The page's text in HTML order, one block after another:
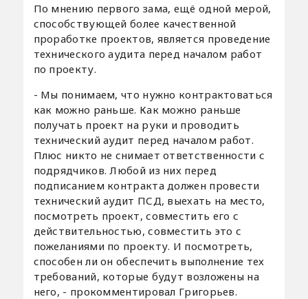
По мнению первого зама, ещё одной мерой,
способствующей более качественной
проработке проектов, является проведение
технического аудита перед началом работ
по проекту.
- Мы понимаем, что нужно контрактоваться
как можно раньше. Как можно раньше
получать проект на руки и проводить
технический аудит перед началом работ.
Плюс никто не снимает ответственности с
подрядчиков. Любой из них перед
подписанием контракта должен провести
технический аудит ПСД, выехать на место,
посмотреть проект, совместить его с
действительностью, совместить это с
пожеланиями по проекту. И посмотреть,
способен ли он обеспечить выполнение тех
требований, которые будут возложены на
него, - прокомментировал Григорьев.